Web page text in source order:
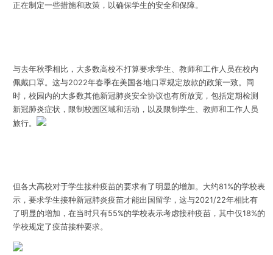
正在制定一些措施和政策，以确保学生的安全和保障。
与去年秋季相比，大多数高校不打算要求学生、教师和工作人员在校内
佩戴口罩。这与2022年春季在美国各地口罩规定放款的政策一致。同
时，校园内的大多数其他新冠肺炎安全协议也有所放宽，包括定期检测
新冠肺炎症状，限制校园区域和活动，以及限制学生、教师和工作人员
旅行。
但各大高校对于学生接种疫苗的要求有了明显的增加。大约81%的学校表
示，要求学生接种新冠肺炎疫苗才能出国留学，这与2021/22年相比有
了明显的增加，在当时只有55%的学校表示考虑接种疫苗，其中仅18%的
学校规定了疫苗接种要求。